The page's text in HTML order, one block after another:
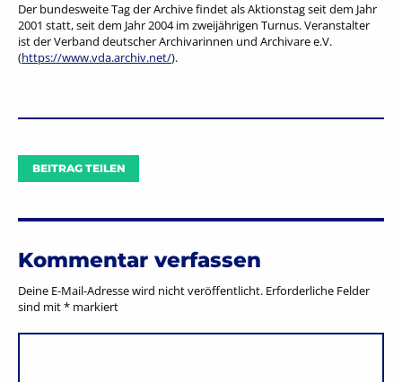
Der bundesweite Tag der Archive findet als Aktionstag seit dem Jahr
2001 statt, seit dem Jahr 2004 im zweijährigen Turnus. Veranstalter
ist der Verband deutscher Archivarinnen und Archivare e.V.
(https://www.vda.archiv.net/).
BEITRAG TEILEN
Kommentar verfassen
Deine E-Mail-Adresse wird nicht veröffentlicht. Erforderliche Felder
sind mit* markiert